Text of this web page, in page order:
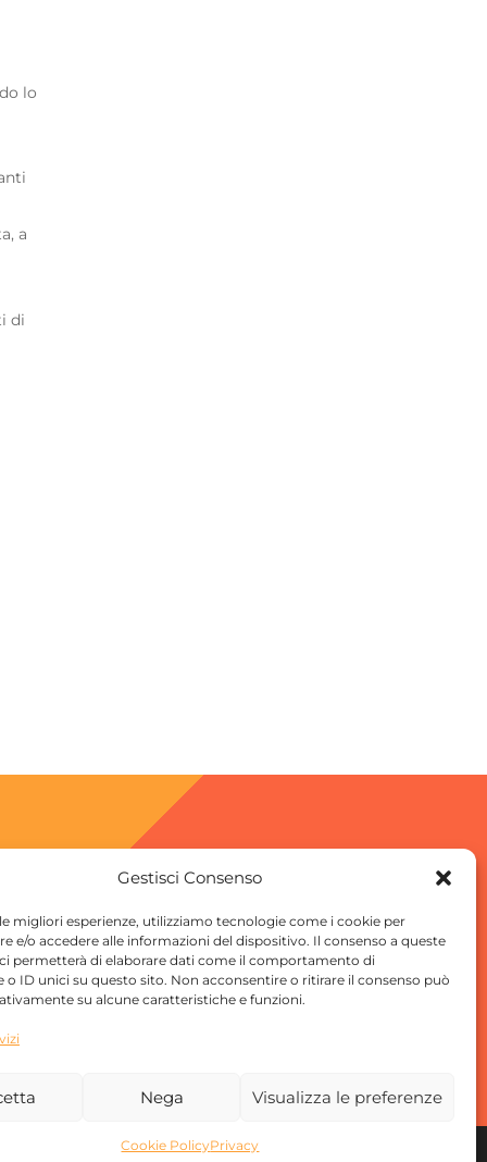
Gestisci Consenso
migliori esperienze, utilizziamo tecnologie come i cookie per
e/o accedere alle informazioni del dispositivo. Il consenso a queste
permetterà di elaborare dati come il comportamento di
o ID unici su questo sito. Non acconsentire o ritirare il consenso può
su alcune caratteristiche e funzioni.
Nega Visualizza le preferenze
Cookie PolicyPrivacy
lo
a
di
Facebook
Instagram